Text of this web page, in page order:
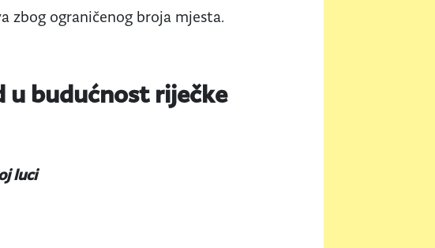
zbog ograničenog broja mjesta.
u budućnost riječke
luci